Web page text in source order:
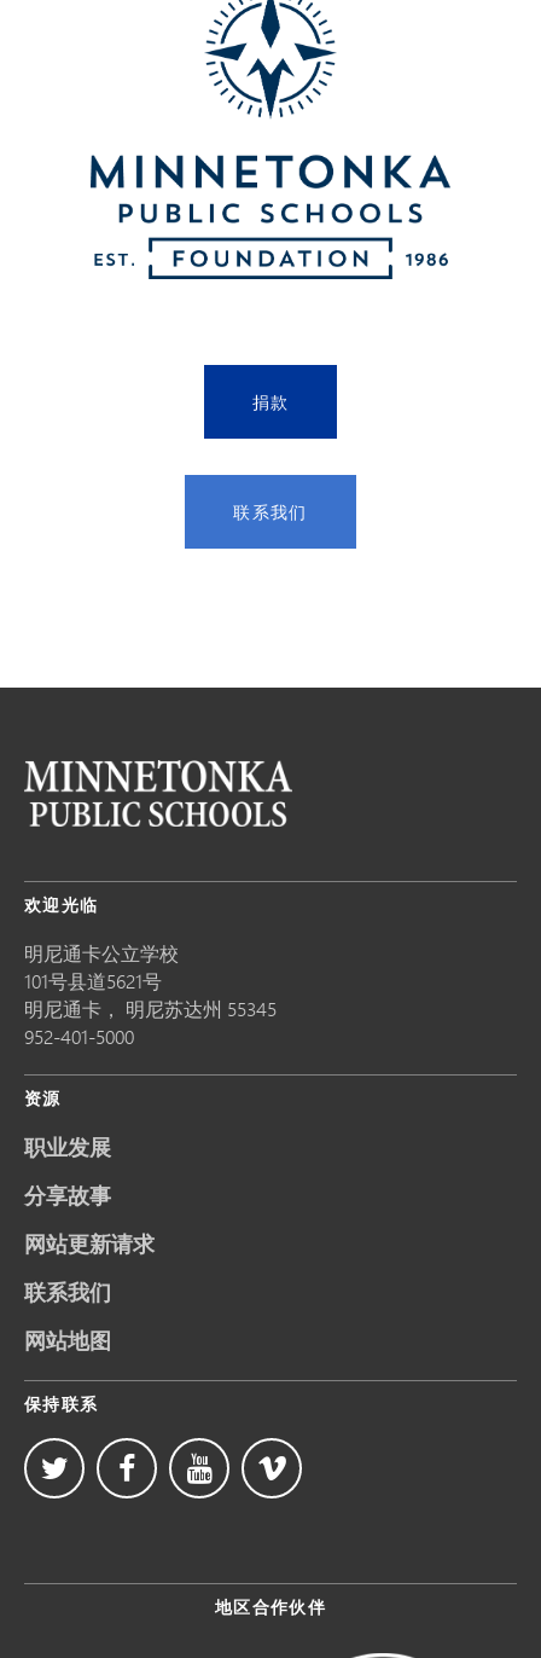
捐款
联系我们
欢迎光临
明尼通卡公立学校
101号县道5621号
明尼通卡， 明尼苏达州 55345
952-401-5000
资源
职业发展
分享故事
网站更新请求
联系我们
网站地图
保持联系
地区合作伙伴